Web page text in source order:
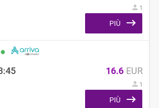
1
PIÙ
16.6 EUR
1
PIÙ